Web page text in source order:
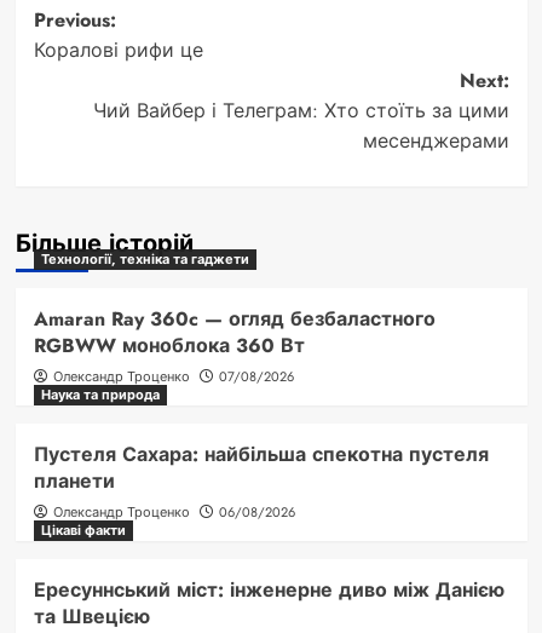
Post
navigation
Previous:
Коралові рифи це
Next:
Чий Вайбер і Телеграм: Хто стоїть за цими
месенджерами
Більше історій
Технології, техніка та гаджети
Amaran Ray 360c — огляд безбаластного
RGBWW моноблока 360 Вт
Олександр Троценко
07/08/2026
Наука та природа
Пустеля Сахара: найбільша спекотна пустеля
планети
Олександр Троценко
06/08/2026
Цікаві факти
Ересуннський міст: інженерне диво між Данією
та Швецією